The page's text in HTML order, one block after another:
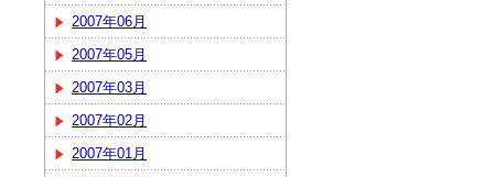
2007年06月
2007年05月
2007年03月
2007年02月
2007年01月